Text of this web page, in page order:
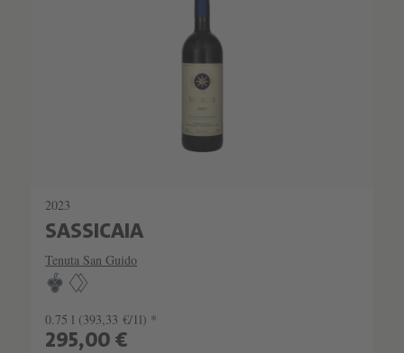
2023
SASSICAIA
Tenuta San Guido
0.75 l (393,33 €/1l) *
295,00 €